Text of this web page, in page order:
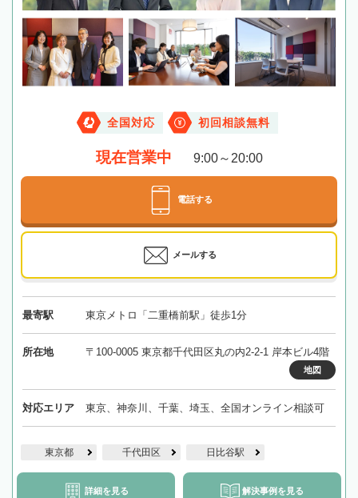
全国対応 初回相談無料
現在営業中 9:00～20:00
電話する
メールする
最寄駅 東京メトロ「二重橋前駅」徒歩1分
所在地 〒100-0005 東京都千代田区丸の内2-2-1 岸本ビル4階
地図
対応エリア 東京、神奈川、千葉、埼玉、全国オンライン相談可
東京都 千代田区 日比谷駅
詳細を見る 解決事例を見る